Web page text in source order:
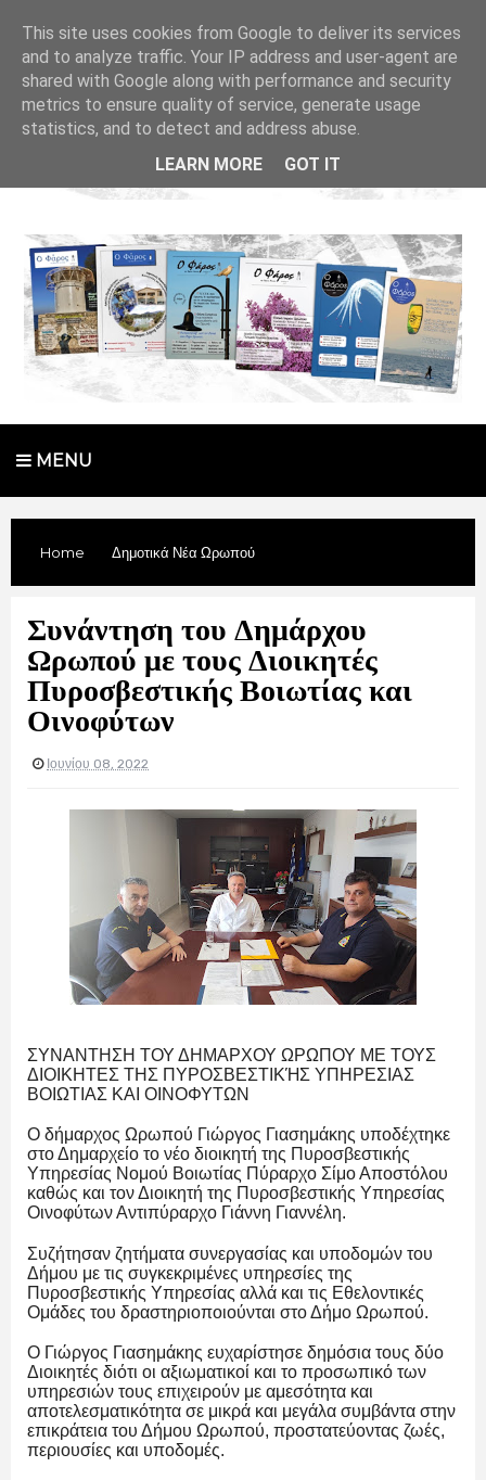
MENU
Home Δημοτικά Νέα Ωρωπού
Συνάντηση του Δημάρχου
Ωρωπού με τους Διοικητές
Πυροσβεστικής Βοιωτίας και
Οινοφύτων
Ιουνίου 08, 2022
ΣΥΝΑΝΤΗΣΗ ΤΟΥ ΔΗΜΑΡΧΟΥ ΩΡΩΠΟΥ ΜΕ ΤΟΥΣ
ΔΙΟΙΚΗΤΕΣ ΤΗΣ ΠΥΡΟΣΒΕΣΤΙΚΉΣ ΥΠΗΡΕΣΙΑΣ
ΒΟΙΩΤΙΑΣ ΚΑΙ ΟΙΝΟΦΥΤΩΝ
Ο δήμαρχος Ωρωπού Γιώργος Γιασημάκης υποδέχτηκε
στο Δημαρχείο το νέο διοικητή της Πυροσβεστικής
Υπηρεσίας Νομού Βοιωτίας Πύραρχο Σίμο Αποστόλου
καθώς και τον Διοικητή της Πυροσβεστικής Υπηρεσίας
Οινοφύτων Αντιπύραρχο Γιάννη Γιαννέλη.
Συζήτησαν ζητήματα συνεργασίας και υποδομών του
Δήμου με τις συγκεκριμένες υπηρεσίες της
Πυροσβεστικής Υπηρεσίας αλλά και τις Εθελοντικές
Ομάδες του δραστηριοποιούνται στο Δήμο Ωρωπού.
Ο Γιώργος Γιασημάκης ευχαρίστησε δημόσια τους δύο
Διοικητές διότι οι αξιωματικοί και το προσωπικό των
υπηρεσιών τους επιχειρούν με αμεσότητα και
αποτελεσματικότητα σε μικρά και μεγάλα συμβάντα στην
επικράτεια του Δήμου Ωρωπού, προστατεύοντας ζωές,
περιουσίες και υποδομές.
This site uses cookies from Google to deliver its services
and to analyze traffic. Your IP address and user-agent are
shared with Google along with performance and security
metrics to ensure quality of service, generate usage
statistics, and to detect and address abuse.
LEARN MORE
GOT IT